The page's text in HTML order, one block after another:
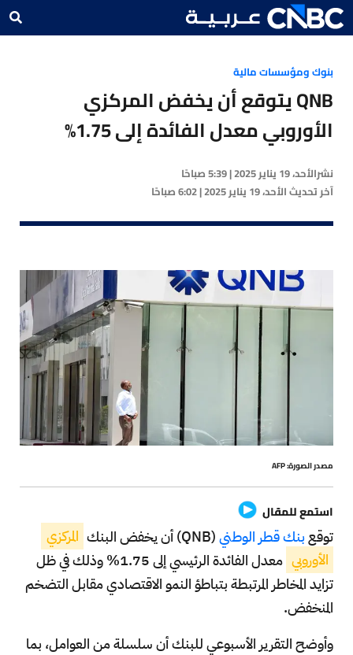
بنوك ومؤسسات مالية
QNB يتوقع أن يخفض المركزي
الأوروبي معدل الفائدة إلى 1.75%
نشرالأحد، 19 يناير 2025 | 5:39 صباحًا
آخر تحديثالأحد، 19 يناير 2025 | 6:02 صباحًا
مصدر الصورة: AFP
استمع للمقال
توقعبنك قطر الوطني(QNB) أن يخفض البنك
المركزي
الأوروبي
معدل الفائدة الرئيسي إلى 1.75% وذلك في ظل
تزايد المخاطر المرتبطة بتباطؤ النمو الاقتصادي مقابل التضخم
المنخفض.
وأوضح التقرير الأسبوعي للبنك أن سلسلة من العوامل، بما